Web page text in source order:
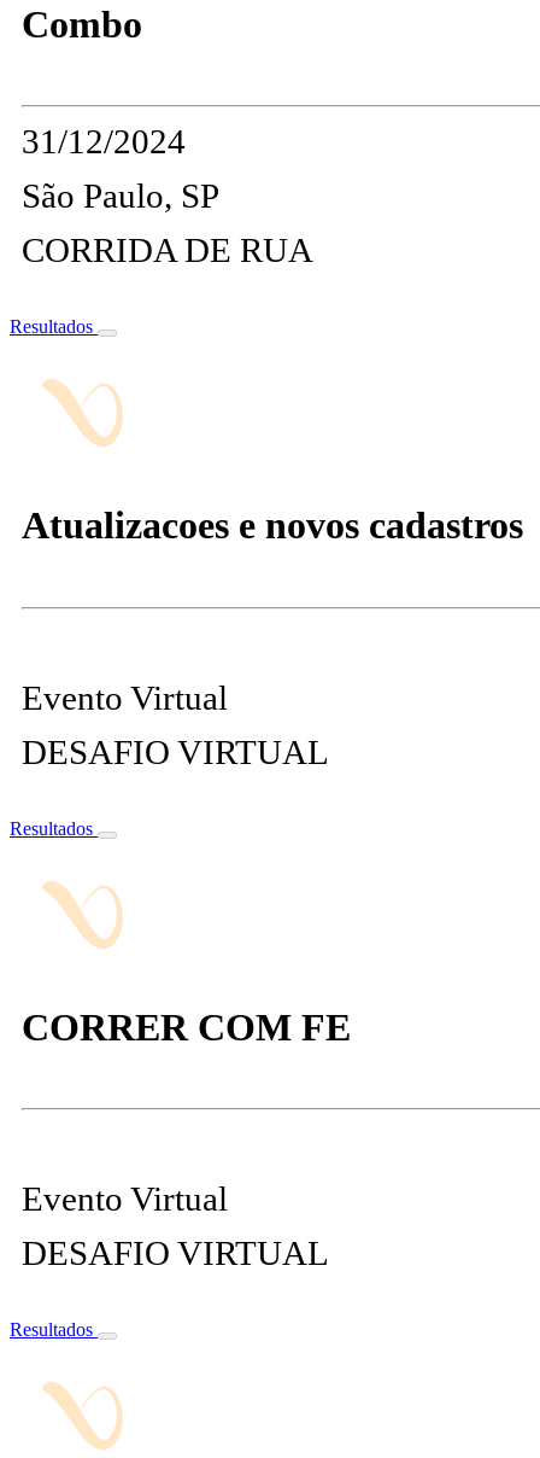
Combo
31/12/2024
São Paulo, SP
CORRIDA DE RUA
Resultados
Atualizacoes e novos cadastros
Evento Virtual
DESAFIO VIRTUAL
Resultados
CORRER COM FE
Evento Virtual
DESAFIO VIRTUAL
Resultados